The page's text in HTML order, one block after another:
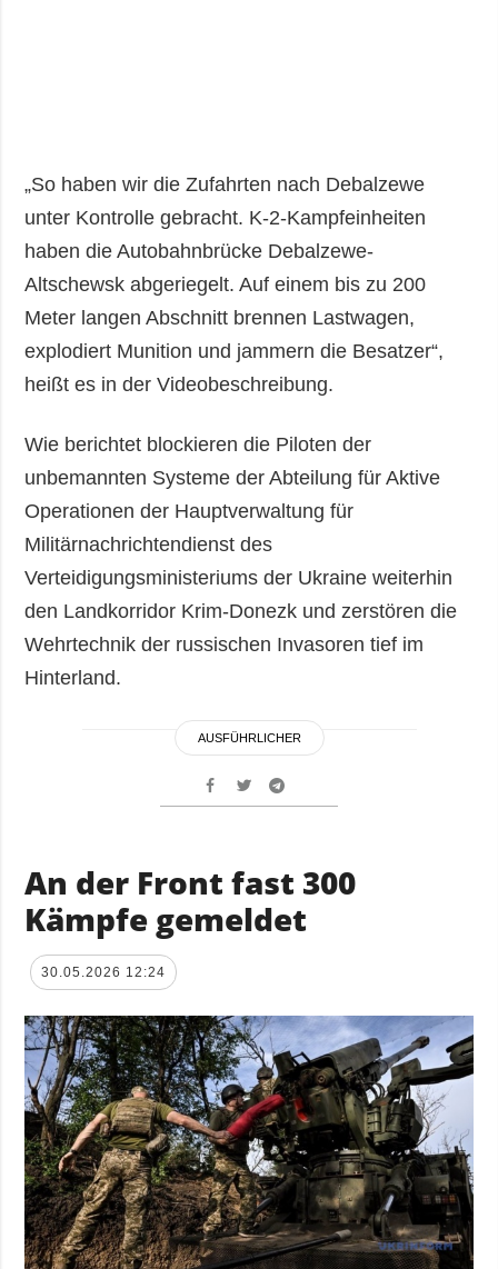
„So haben wir die Zufahrten nach Debalzewe
unter Kontrolle gebracht. K-2-Kampfeinheiten
haben die Autobahnbrücke Debalzewe-
Altschewsk abgeriegelt. Auf einem bis zu 200
Meter langen Abschnitt brennen Lastwagen,
explodiert Munition und jammern die Besatzer“,
heißt es in der Videobeschreibung.
Wie berichtet blockieren die Piloten der
unbemannten Systeme der Abteilung für Aktive
Operationen der Hauptverwaltung für
Militärnachrichtendienst des
Verteidigungsministeriums der Ukraine weiterhin
den Landkorridor Krim-Donezk und zerstören die
Wehrtechnik der russischen Invasoren tief im
Hinterland.
AUSFÜHRLICHER
An der Front fast 300
Kämpfe gemeldet
30.05.2026 12:24